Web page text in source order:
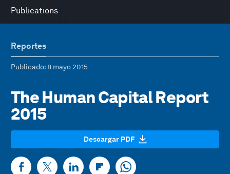
Publications
Reportes
Publicado: 8 mayo 2015
The Human Capital Report
2015
Descargar PDF